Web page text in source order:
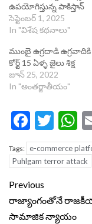
ఉపయోగిస్తున్న పాకిస్తాన్
సెప్టెంబర్ 1, 2025
In "విశేష కథనాలు"
ముంబై ఉగ్రదాడి
కోర్ట్ 15 ఏళ్ళ జైలు శిక్ష
జూన్ 25, 2022
In "అంతర్జాతీయం"
Tags: e-commerce
Puhlgam terror attack
Continue
Reading
Previous
రాజ్యాంగంతోనే రాజకీయ,
సామాజిక న్యాయం